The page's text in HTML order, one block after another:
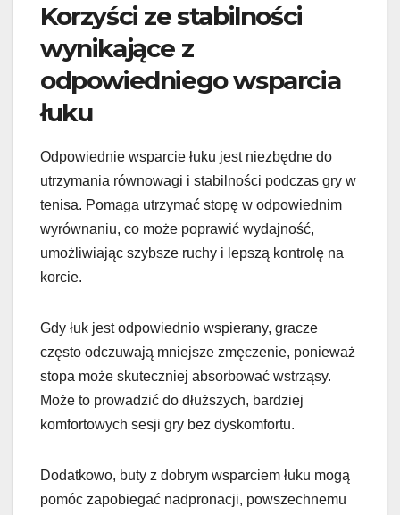
Korzyści ze stabilności
wynikające z
odpowiedniego wsparcia
łuku
Odpowiednie wsparcie łuku jest niezbędne do
utrzymania równowagi i stabilności podczas gry w
tenisa. Pomaga utrzymać stopę w odpowiednim
wyrównaniu, co może poprawić wydajność,
umożliwiając szybsze ruchy i lepszą kontrolę na
korcie.
Gdy łuk jest odpowiednio wspierany, gracze
często odczuwają mniejsze zmęczenie, ponieważ
stopa może skuteczniej absorbować wstrząsy.
Może to prowadzić do dłuższych, bardziej
komfortowych sesji gry bez dyskomfortu.
Dodatkowo, buty z dobrym wsparciem łuku mogą
pomóc zapobiegać nadpronacji, powszechnemu